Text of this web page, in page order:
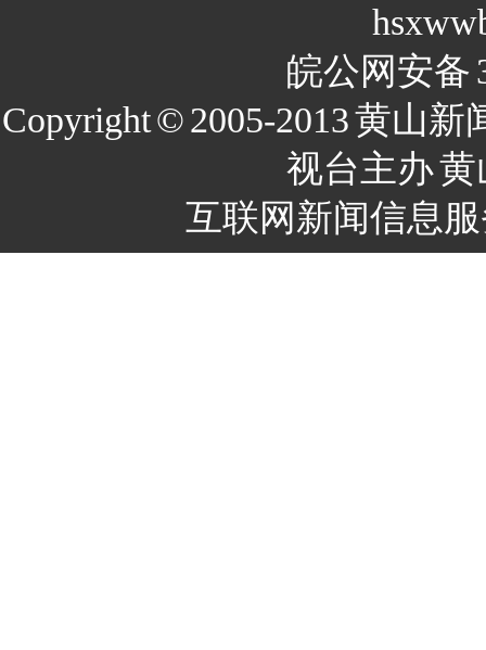
皖公网安备
Copyright©2005-2013黄山新
视台主办黄
互联网新闻信息